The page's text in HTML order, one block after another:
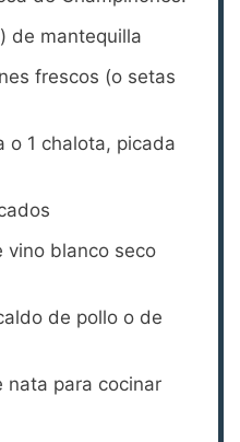
de mantequilla
frescos (o setas
o 1 chalota, picada
vino blanco seco
de pollo o de
nata para cocinar